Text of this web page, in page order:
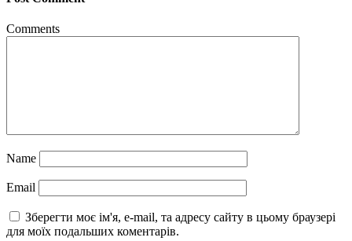
Comments
Name
Email
Зберегти моє ім'я, e-mail, та адресу сайту в цьому браузері
для моїх подальших коментарів.